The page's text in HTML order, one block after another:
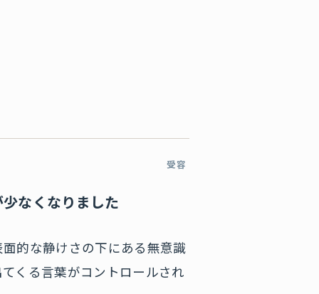
受容
なくなりました
的な静けさの下にある無意識
くる言葉がコントロールされ